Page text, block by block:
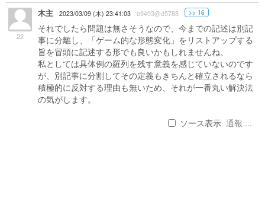
22
木主 2023/03/09 (木) 23:41:03 b9493@d5788 >> 16
それでしたら問題は無さそうなので、今までの記述は別記
事に分離し、「ゲーム的な形態変化」をリストアップする
旨を冒頭に記述する形でも良いかもしれませんね。
私としては具体例の羅列を残す意義を感じていないのです
が、別記事に分割してその定義もきちんと確立されるなら
積極的に反対する理由も無いため、それが一番丸い解決法
の気がします。
ソース表示 通報 ...